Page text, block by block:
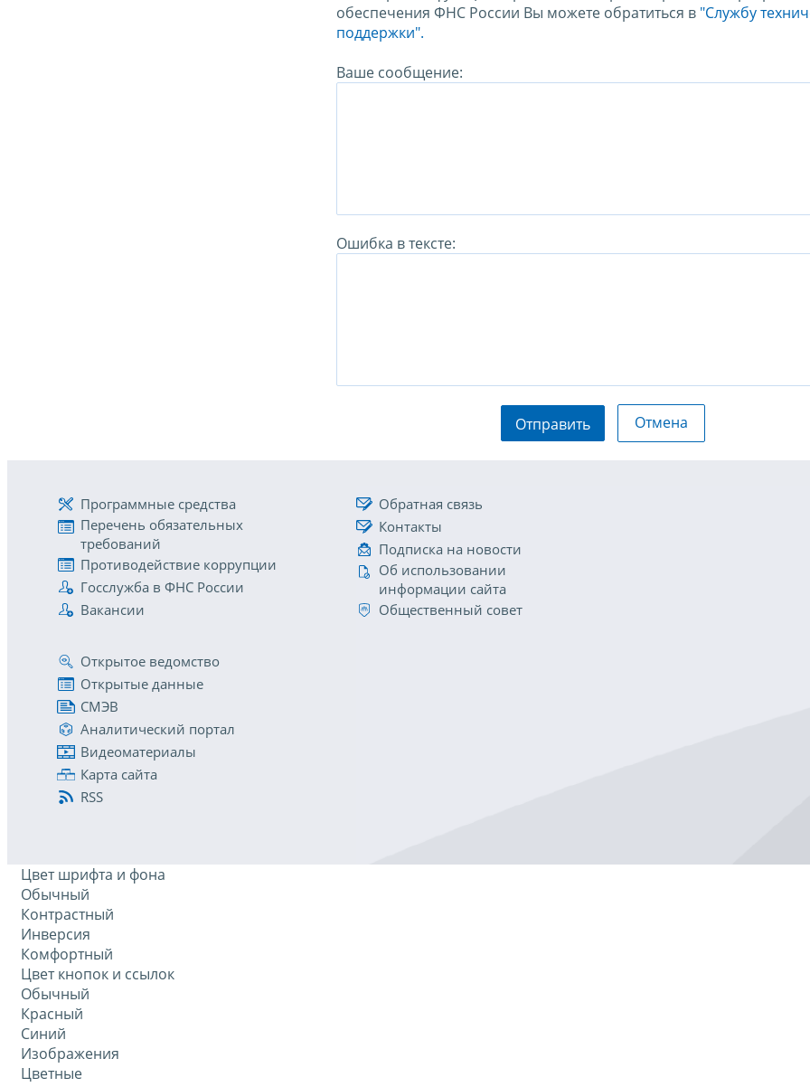
обеспечения ФНС России Вы можете обратиться в "Службу
поддержки".
Ваше сообщение:
Ошибка в тексте:
Отправить Отмена
Программные средства
Перечень обязательных
требований
Противодействие коррупции
Госслужба в ФНС России
Вакансии
Обратная связь
Контакты
Подписка на новости
Об использовании
информации сайта
Общественный совет
Открытое ведомство
Открытые данные
СМЭВ
Аналитический портал
Видеоматериалы
Карта сайта
RSS
Цвет шрифта и фона
Обычный
Контрастный
Инверсия
Комфортный
Цвет кнопок и ссылок
Обычный
Красный
Синий
Изображения
Цветные